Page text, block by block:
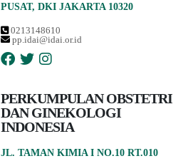
PUSAT, DKI JAKARTA 10320
0213148610
pp.idai@idai.or.id
PERKUMPULAN OBSTETRI
DAN GINEKOLOGI
INDONESIA
JL. TAMAN KIMIA I NO.10 RT.010